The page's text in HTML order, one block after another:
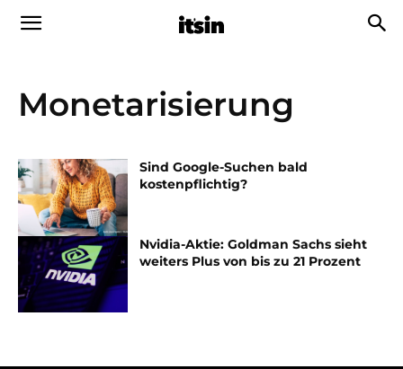
Monetarisierung
Sind Google-Suchen bald
kostenpflichtig?
Nvidia-Aktie: Goldman Sachs sieht
weiters Plus von bis zu 21 Prozent